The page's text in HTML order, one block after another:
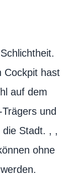
Cockpit hast
auf dem
und
Stadt. , ,
ohne